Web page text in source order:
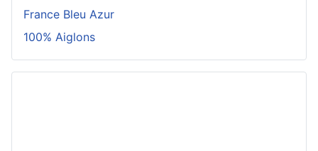
France Bleu Azur
100% Aiglons